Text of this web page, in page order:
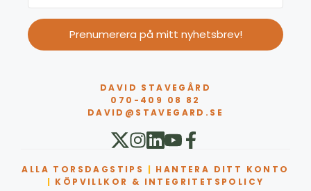
Prenumerera på mitt nyhetsbrev!
DAVID STAVEGÅRD
070-409 08 82
DAVID@STAVEGARD.SE
ALLA TORSDAGSTIPS
HANTERA DITT KONTO
KÖPVILLKOR & INTEGRITETSPOLICY